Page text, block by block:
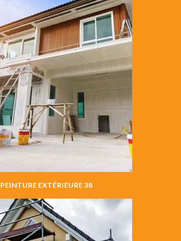
PEINTURE EXTÉRIEURE 38